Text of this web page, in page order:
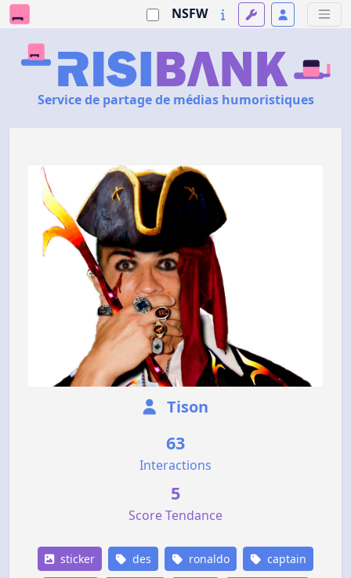
NSFW
Service de partage de médias humoristiques
Tison
63
Interactions
5
Score Tendance
sticker des ronaldo captain